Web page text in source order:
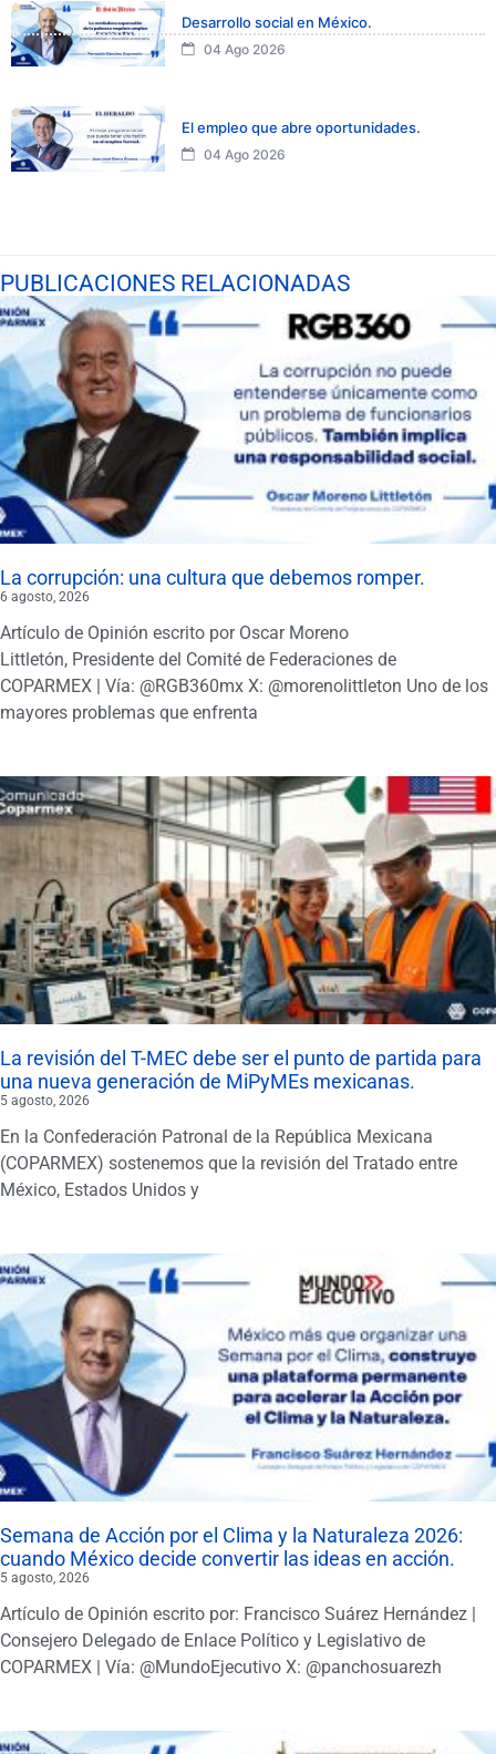
Desarrollo social en México.
04 Ago 2026
El empleo que abre oportunidades.
04 Ago 2026
PUBLICACIONES RELACIONADAS
La corrupción: una cultura que debemos romper.
6 agosto, 2026
Artículo de Opinión escrito por Oscar Moreno
Littletón, Presidente del Comité de Federaciones de
COPARMEX | Vía: @RGB360mx X: @morenolittleton Uno de los
mayores problemas que enfrenta
La revisión del T-MEC debe ser el punto de partida para
una nueva generación de MiPyMEs mexicanas.
5 agosto, 2026
En la Confederación Patronal de la República Mexicana
(COPARMEX) sostenemos que la revisión del Tratado entre
México, Estados Unidos y
Semana de Acción por el Clima y la Naturaleza 2026:
cuando México decide convertir las ideas en acción.
5 agosto, 2026
Artículo de Opinión escrito por: Francisco Suárez Hernández |
Consejero Delegado de Enlace Político y Legislativo de
COPARMEX | Vía: @MundoEjecutivo X: @panchosuarezh